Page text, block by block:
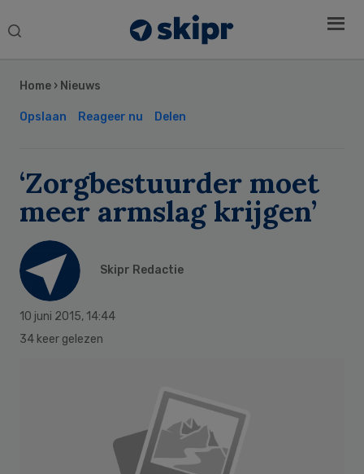
Search
Home › Nieuws
Opslaan Reageer nu Delen
‘Zorgbestuurder moet
meer armslag krijgen’
Skipr Redactie
10 juni 2015, 14:44
34 keer gelezen
Sidebar